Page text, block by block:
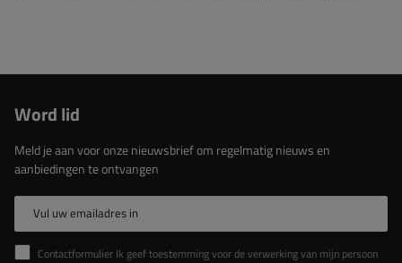
Word lid
Meld je aan voor onze nieuwsbrief om regelmatig nieuws en
aanbiedingen te ontvangen
Vul uw emailadres in
Contactformulier Ik geef toestemming voor de verwerking van mijn persoonlijke gegevens in het contactformulier in overeenstemming met de Verordening van het Europees Parlement en de Raad (EU)